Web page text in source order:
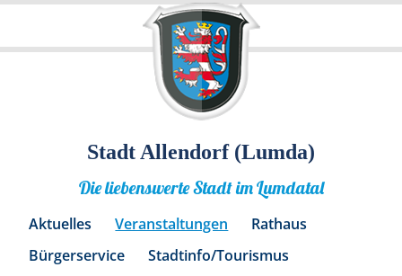
Stadt Allendorf (Lumda)
Die liebenswerte Stadt im Lumdatal
Aktuelles Veranstaltungen
Rathaus
Bürgerservice
Stadtinfo/Tourismus